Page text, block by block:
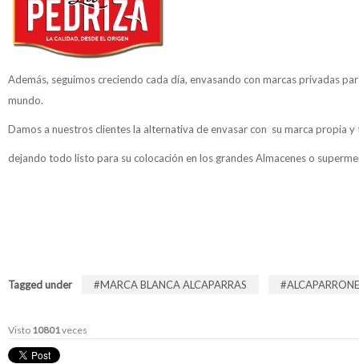
Además, seguimos creciendo cada día, envasando con marcas privadas
mundo.
Damos a nuestros clientes la alternativa de envasar con su marca propia
dejando todo listo para su colocación en los grandes Almacenes o
Tagged under MARCA BLANCA ALCAPARRAS
Visto 10801veces